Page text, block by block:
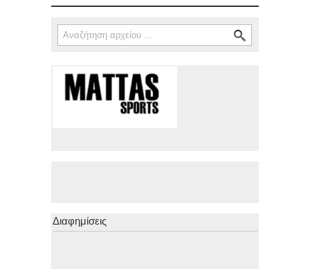
Φόρμα αναζήτησης
Αναζήτηση
Διαφημίσεις